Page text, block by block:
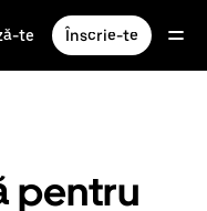
te Înscrie-te
pentru